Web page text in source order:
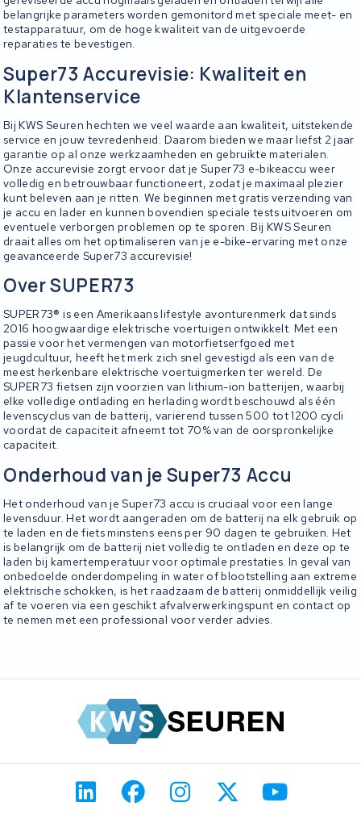
belangrijke parameters worden gemonitord met speciale meet- en
testapparatuur, om de hoge kwaliteit van de uitgevoerde
reparaties te bevestigen.
Super73 Accurevisie: Kwaliteit en
Klantenservice
Bij KWS Seuren hechten we veel waarde aan kwaliteit, uitstekende
service en jouw tevredenheid. Daarom bieden we maar liefst 2 jaar
garantie op al onze werkzaamheden en gebruikte materialen.
Onze accurevisie zorgt ervoor dat je Super73 e-bikeaccu weer
volledig en betrouwbaar functioneert, zodat je maximaal plezier
kunt beleven aan je ritten. We beginnen met gratis verzending van
je accu en lader en kunnen bovendien speciale tests uitvoeren om
eventuele verborgen problemen op te sporen. Bij KWS Seuren
draait alles om het optimaliseren van je e-bike-ervaring met onze
geavanceerde Super73 accurevisie!
Over SUPER73
SUPER73® is een Amerikaans lifestyle avonturenmerk dat sinds
2016 hoogwaardige elektrische voertuigen ontwikkelt. Met een
passie voor het vermengen van motorfietserfgoed met
jeugdcultuur, heeft het merk zich snel gevestigd als een van de
meest herkenbare elektrische voertuigmerken ter wereld. De
SUPER73 fietsen zijn voorzien van lithium-ion batterijen, waarbij
elke volledige ontlading en herlading wordt beschouwd als één
levenscyclus van de batterij, variërend tussen 500 tot 1200 cycli
voordat de capaciteit afneemt tot 70% van de oorspronkelijke
capaciteit.
Onderhoud van je Super73 Accu
Het onderhoud van je Super73 accu is cruciaal voor een lange
levensduur. Het wordt aangeraden om de batterij na elk gebruik op
te laden en de fiets minstens eens per 90 dagen te gebruiken. Het
is belangrijk om de batterij niet volledig te ontladen en deze op te
laden bij kamertemperatuur voor optimale prestaties. In geval van
onbedoelde onderdompeling in water of blootstelling aan extreme
elektrische schokken, is het raadzaam de batterij onmiddellijk veilig
af te voeren via een geschikt afvalverwerkingspunt en contact op
te nemen met een professional voor verder advies.